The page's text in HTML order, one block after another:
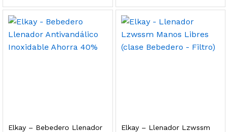
Elkay – Bebedero Llenador
Elkay – Llenador Lzwssm
al carrito